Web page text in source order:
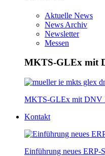
Aktuelle News
News Archiv
Newsletter
Messen
MKTS-GLEx mit
MKTS-GLEx mit DNV
Kontakt
Einführung neues ERP-